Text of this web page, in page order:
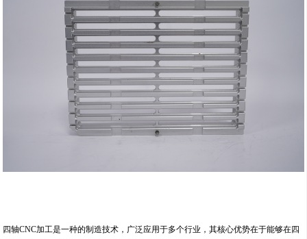
四轴CNC加工是一种的制造技术，广泛应用于多个行业，其核心优势在于能够在四